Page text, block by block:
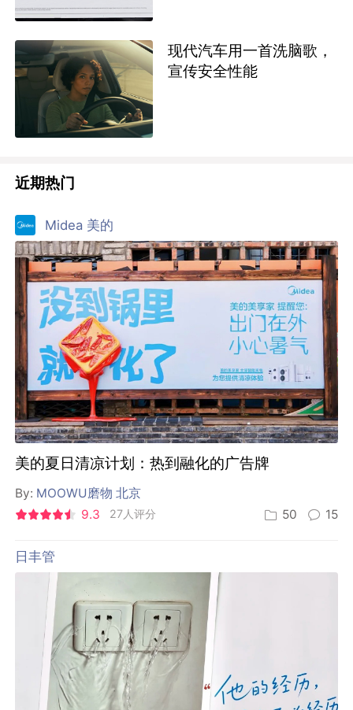
现代汽车用一首洗脑歌，
宣传安全性能
近期热门
Midea 美的
美的夏日清凉计划：热到融化的广告牌
By: MOOWU磨物 北京
9.3
27人评分 50 15
日丰管